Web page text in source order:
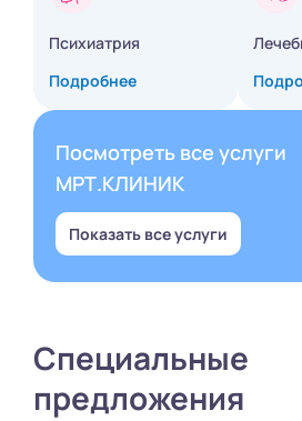
Психиатрия
Подробнее
Посмотреть все услуги
МРТ.КЛИНИК
Показать все услуги
Специальные
предложения